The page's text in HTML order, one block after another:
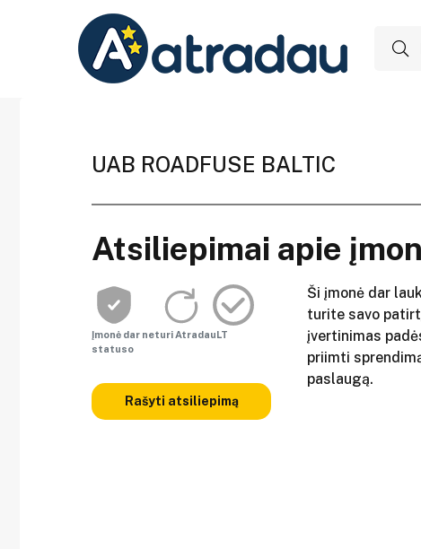
UAB ROADFUSE BALTIC
Atsiliepimai apie
Įmonė dar neturi AtradauLT
statuso
Rašyti atsiliepimą
Ši įmonė dar
turite savo
įvertinimas
priimti
paslaugą.